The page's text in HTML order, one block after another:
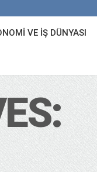
VE İŞ DÜNYASI